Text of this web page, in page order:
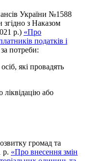
України №1588
згідно з Наказом
р.) «Про
податків і
потреби:
які провадять
або
громад та
р. «Про внесення змін